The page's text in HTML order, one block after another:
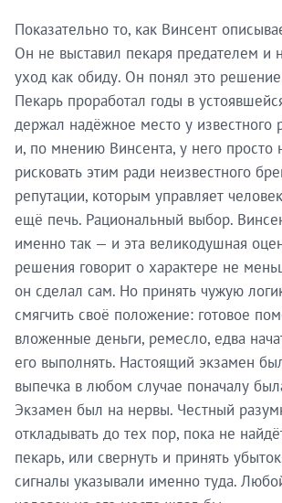
Показательно то, как Винсент
Он не выставил пекаря предателем и
уход как обиду. Он понял это
Пекарь проработал годы в
держал надёжное место у известного
и, по мнению Винсента, у него просто
рисковать этим ради неизвестного
репутации, которым управляет
ещё печь. Рациональный выбор.
именно так — и эта великодушная
решения говорит о характере не
он сделал сам. Но принять чужую
смягчить своё положение: готовое
вложенные деньги, ремесло, едва
его выполнять. Настоящий экзамен
выпечка в любом случае поначалу
Экзамен был на нервы. Честный
откладывать до тех пор, пока не
пекарь, или свернуть и принять
сигналы указывали именно туда.